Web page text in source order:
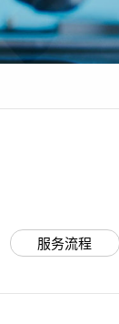
服务流程